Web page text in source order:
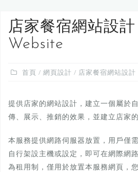
店家餐宿網站設
Website
首頁 / 網頁設計 / 店家餐宿網站設計
提供店家的網站設計，建立一個屬於
傳、展示、推銷的效果，並建立店家的
本服務提供網路伺服器放置，用戶僅
自行架設主機或設定，即可在網際網
為租用制，僅用於放置本服務網頁，